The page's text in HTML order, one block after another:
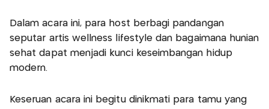
Dalam acara ini, para host berbagi pandangan
seputar artis wellness lifestyle dan bagaimana hunian
sehat dapat menjadi kunci keseimbangan hidup
modern.
Keseruan acara ini begitu dinikmati para tamu yang